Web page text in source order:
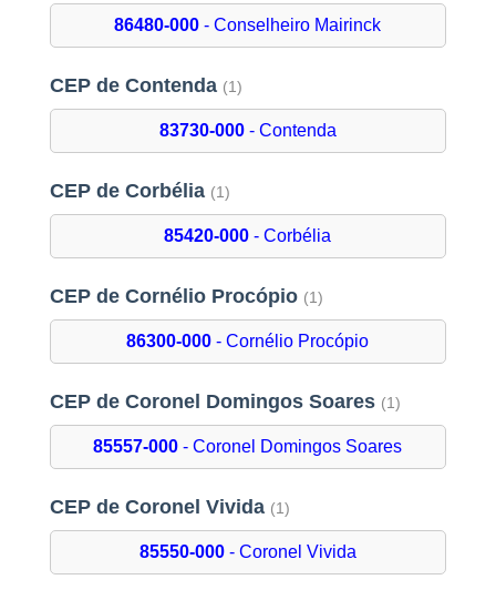
86480-000 - Conselheiro Mairinck
CEP de Contenda (1)
83730-000- Contenda
CEP de Corbélia (1)
85420-000 - Corbélia
CEP de Cornélio Procópio (1)
86300-000 - Cornélio Procópio
CEP de Coronel Domingos Soares (1)
85557-000 - Coronel Domingos Soares
CEP de Coronel Vivida (1)
85550-000- Coronel Vivida